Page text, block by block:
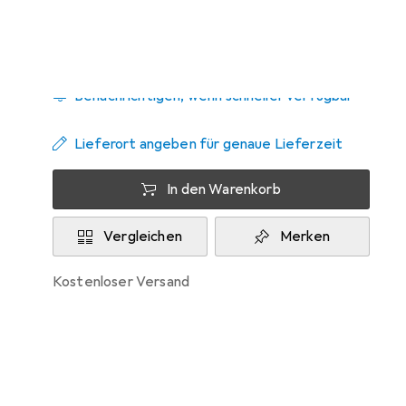
Benachrichtigen, wenn schneller verfügbar
Lieferort angeben für genaue Lieferzeit
In den Warenkorb
Vergleichen Merken
kostenloser Versand